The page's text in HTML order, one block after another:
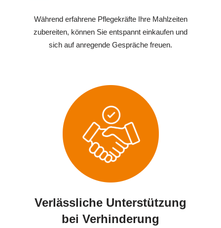
Während erfahrene Pflegekräfte Ihre Mahlzeiten
zubereiten, können Sie entspannt einkaufen und
sich auf anregende Gespräche freuen.
Verlässliche Unterstützung
bei Verhinderung